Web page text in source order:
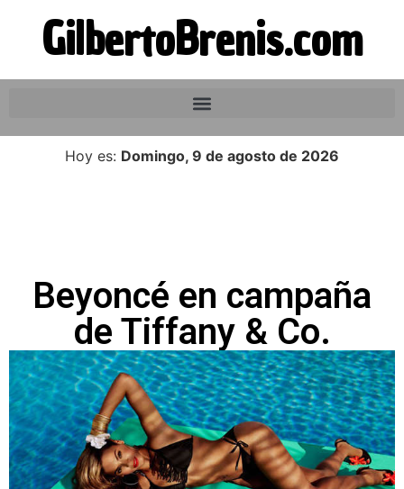
GilbertoBrenis.com
Hoy es: Domingo, 9 de agosto de 2026
Beyoncé en campaña
de Tiffany & Co.